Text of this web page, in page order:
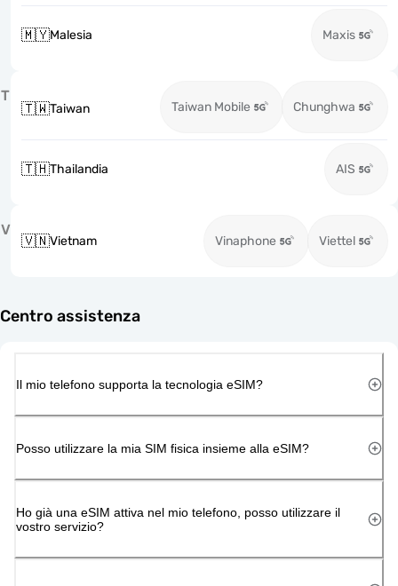
🇲🇾Malesia Maxis
T
🇹🇼Taiwan Taiwan Mobile Chunghwa
🇹🇭Thailandia AIS
V
🇻🇳Vietnam Vinaphone Viettel
Centro assistenza
Il mio telefono supporta la tecnologia eSIM?
Posso utilizzare la mia SIM fisica insieme alla eSIM?
Ho già una eSIM attiva nel mio telefono, posso utilizzare il
vostro servizio?